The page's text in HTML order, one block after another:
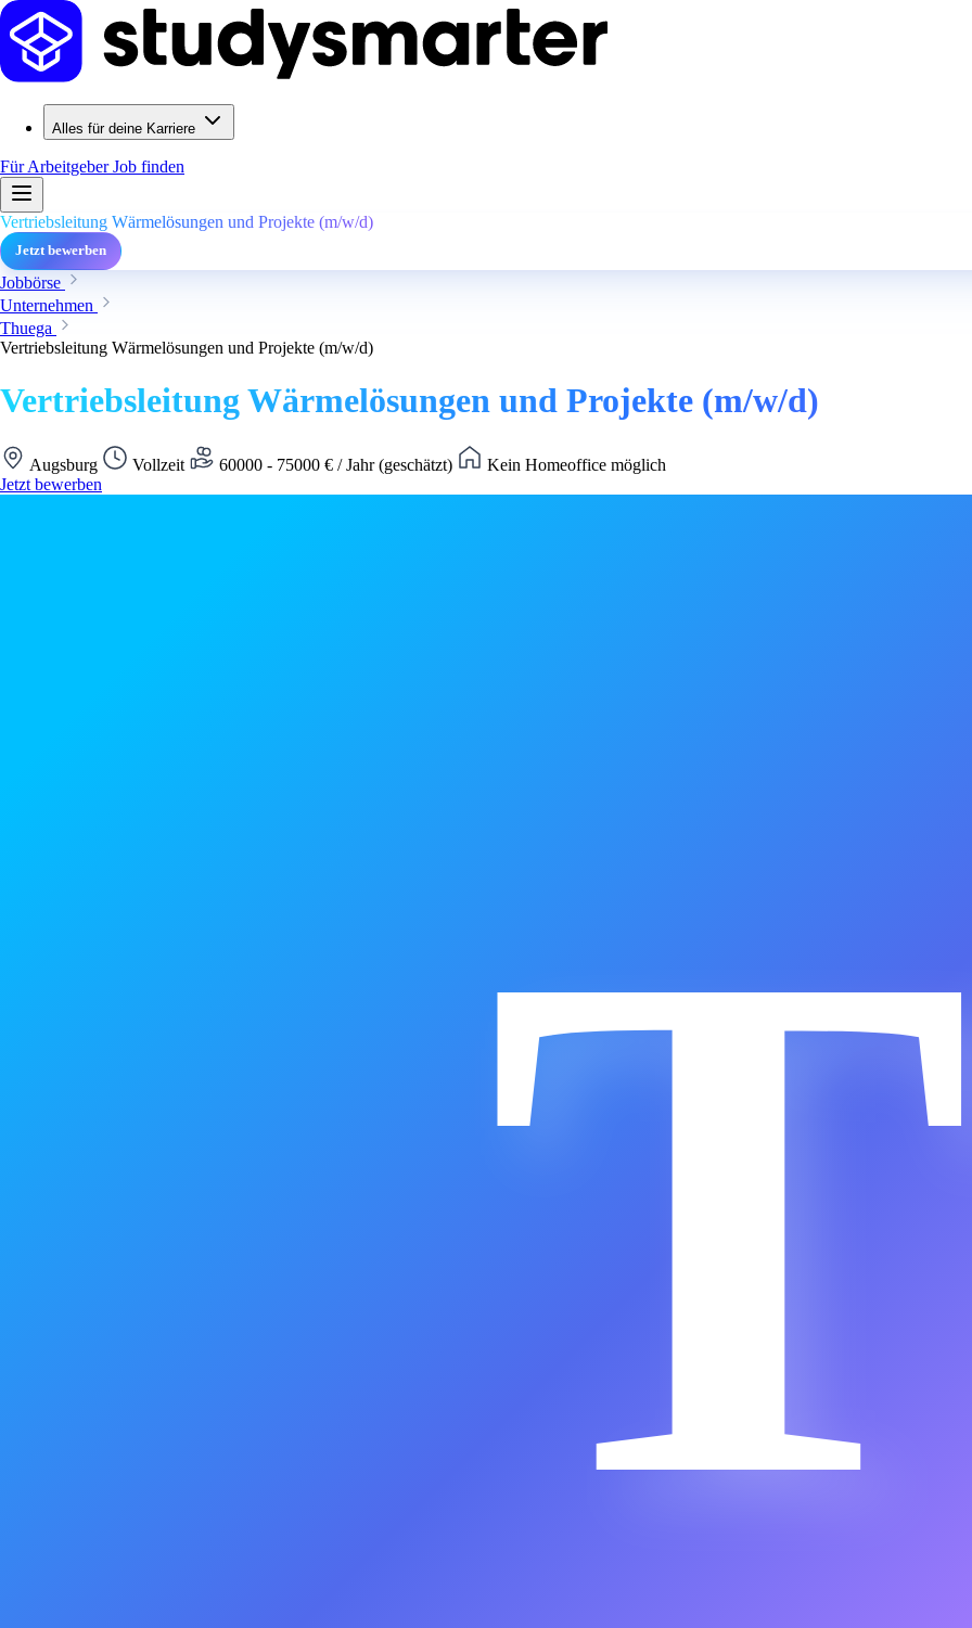
Alles für deine Karriere
Für ArbeitgeberJob finden
Vertriebsleitung Wärmelösungen und Projekte (m/w/d)
Jetzt bewerben
Jobbörse
Unternehmen
Thuega
Vertriebsleitung Wärmelösungen und Projekte (m/w/d)
Vertriebsleitung Wärmelösungen und Projekte (m/w/d)
Augsburg Vollzeit 60000 - 75000 € / Jahr (geschätzt)
Kein Homeoffice möglich
Jetzt bewerben
T